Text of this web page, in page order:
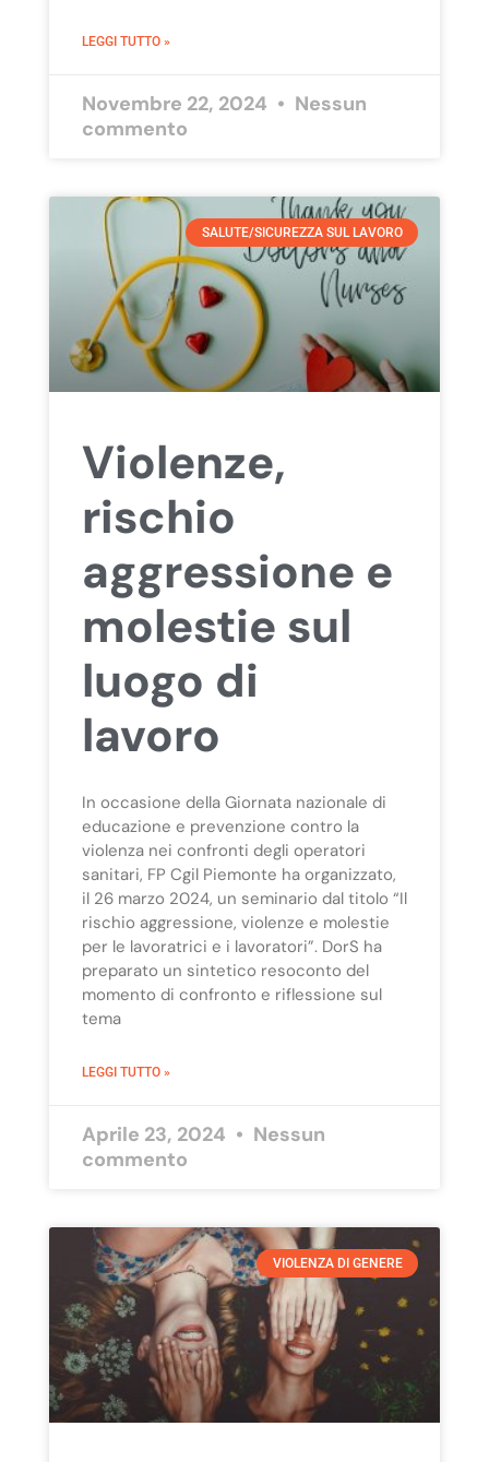
LEGGI TUTTO »
Novembre 22, 2024
Nessun
commento
SALUTE/SICUREZZA SUL LAVORO
Violenze,
rischio
aggressione e
molestie sul
luogo di
lavoro
In occasione della Giornata nazionale di
educazione e prevenzione contro la
violenza nei confronti degli operatori
sanitari, FP Cgil Piemonte ha organizzato,
il 26 marzo 2024, un seminario dal titolo “Il
rischio aggressione, violenze e molestie
per le lavoratrici e i lavoratori”. DorS ha
preparato un sintetico resoconto del
momento di confronto e riflessione sul
tema
LEGGI TUTTO »
Aprile 23, 2024
Nessun
commento
VIOLENZA DI GENERE